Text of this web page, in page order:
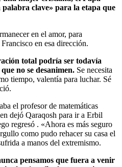
clave» para la etapa que
en el amor, para
en esa dirección.
total podría ser todavía
no se desanimen. Se necesita
tiempo, valentía para luchar. Sé
el profesor de matemáticas
dejó Qaraqosh para ir a Erbil
regresó . «Ahora es más seguro
como pudo rehacer su casa el
a manos del extremismo.
pensamos que fuera a venir